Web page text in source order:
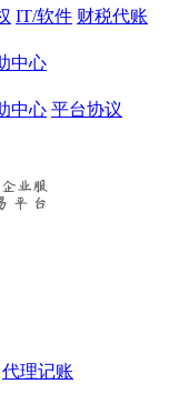
IT/软件 财税代账
中心
中心 平台协议
代理记账